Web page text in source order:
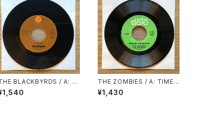
BLACKBYRDS / A: FL
HIGH / B: ALL I ASK
THE ZOMBIES / A: TIME
OF THE SEASON / B: FRIE
NDS OF MINE
¥1,430